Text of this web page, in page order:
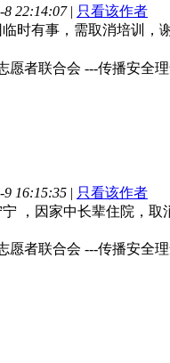
8 22:14:07 | 只看该作者
临时有事，需取消培训，
愿者联合会 ---传播安全
9 16:15:35 | 只看该作者
宁 ，因家中长辈住院，取
愿者联合会 ---传播安全